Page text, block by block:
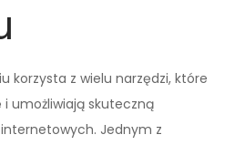
korzysta z wielu narzędzi, które
umożliwiają skuteczną
Jednym z